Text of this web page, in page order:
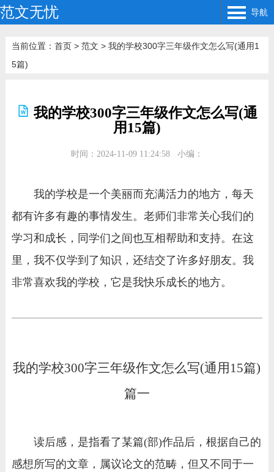
范文无忧 导航
当前位置： 首页> 范文 > 我的学校300字三年级作文怎么写(通用1
5篇)
我的学校300字三年级作文怎么写(通
用15篇)
时间：2024-11-09 11:24:58 小编：
我的学校是一个美丽而充满活力的地方，每天
都有许多有趣的事情发生。老师们非常关心我们的
学习和成长，同学们之间也互相帮助和支持。在这
里，我不仅学到了知识，还结交了许多好朋友。我
非常喜欢我的学校，它是我快乐成长的地方。
我的学校300字三年级作文怎么写(通用15篇)
篇一
读后感，是指看了某篇(部)作品后，根据自己的
感想所写的文章，属议论文的范畴，但又不同于一